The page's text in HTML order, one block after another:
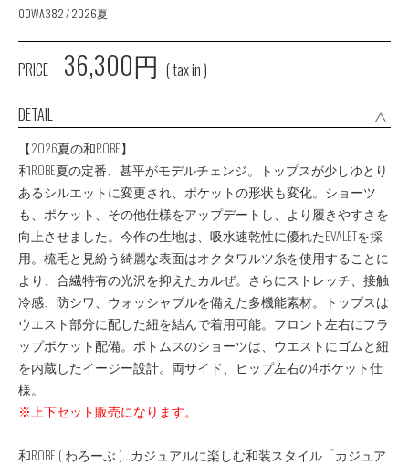
00WA382 / 2026夏
PRICE 36,300円 ( tax in )
DETAIL
【2026夏の和ROBE】
和ROBE夏の定番、甚平がモデルチェンジ。トップスが少しゆとり
あるシルエットに変更され、ポケットの形状も変化。ショーツ
も、ポケット、その他仕様をアップデートし、より履きやすさを
向上させました。今作の生地は、吸水速乾性に優れたEVALETを採
用。梳毛と見紛う綺麗な表面はオクタワルツ糸を使用することに
より、合繊特有の光沢を抑えたカルぜ。さらにストレッチ、接触
冷感、防シワ、ウォッシャブルを備えた多機能素材。トップスは
ウエスト部分に配した紐を結んで着用可能。フロント左右にフラ
ップポケット配備。ボトムスのショーツは、ウエストにゴムと紐
を内蔵したイージー設計。両サイド、ヒップ左右の4ポケット仕
様。
※上下セット販売になります。
和ROBE ( わろーぶ )...カジュアルに楽しむ和装スタイル「カジュア